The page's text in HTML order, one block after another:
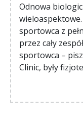
Odnowa
sportowca z
przez cały
sportowca –
Clinic, były